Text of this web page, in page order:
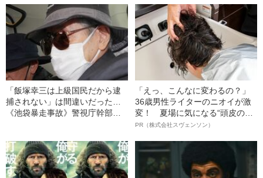
「飯塚幸三は上級国民だから逮
捕されない」は間違いだった…
《池袋暴走事故》警視庁幹部が
「えっ、こんなに変わるの？」
36歳男性ライターのニオイが激
変！ 夏場に気になる“頭皮のニ
オイ”や“ベタつき”を解消す
ト”が生み出した徹底ケアとは
PR（株式会社スヴェンソン）